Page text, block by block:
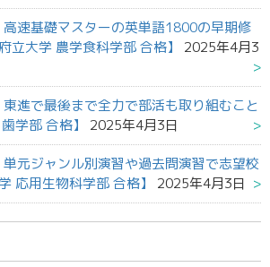
高速基礎マスターの英単語1800の早期修
立大学 農学食科学部 合格】
2025年4月3
東進で最後まで全力で部活も取り組むこと
学部 合格】
2025年4月3日
単元ジャンル別演習や過去問演習で志望校
応用生物科学部 合格】
2025年4月3日